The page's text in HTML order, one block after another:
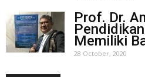
Prof. Dr.
Memiliki
28 October, 2020